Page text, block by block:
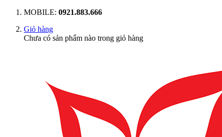
MOBILE: 0921.883.666
Giỏ hàng
Chưa có sản phẩm nào trong giỏ hàng